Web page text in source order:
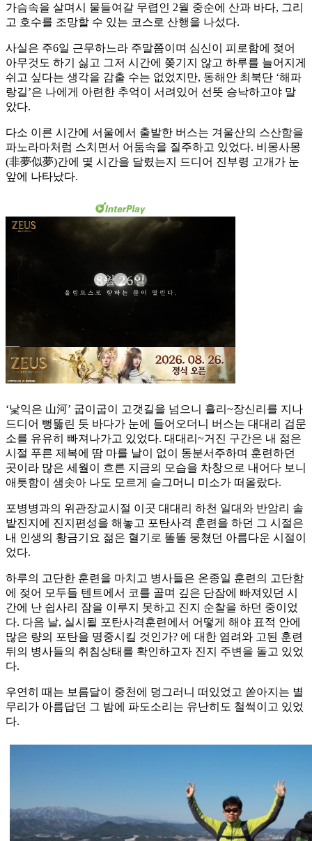
가슴속을 살며시 물들여갈 무렵인 2월 중순에 산과 바다, 그리
고 호수를 조망할 수 있는 코스로 산행을 나섰다.
사실은 주6일 근무하느라 주말쯤이며 심신이 피로함에 젖어
아무것도 하기 싫고 그저 시간에 쫒기지 않고 하루를 늘어지게
쉬고 싶다는 생각을 감출 수는 없었지만, 동해안 최북단 ‘해파
랑길’은 나에게 아련한 추억이 서려있어 선뜻 승낙하고야 말
았다.
다소 이른 시간에 서울에서 출발한 버스는 겨울산의 스산함을
파노라마처럼 스치면서 어둠속을 질주하고 있었다. 비몽사몽
(非夢似夢)간에 몇 시간을 달렸는지 드디어 진부령 고개가 눈
앞에 나타났다.
‘낯익은 山河’ 굽이굽이 고갯길을 넘으니 흘리~장신리를 지나
드디어 뻥뚫린 듯 바다가 눈에 들어오더니 버스는 대대리 검문
소를 유유히 빠져나가고 있었다. 대대리~거진 구간은 내 젊은
시절 푸른 제복에 땀 마를 날이 없이 동분서주하며 훈련하던
곳이라 많은 세월이 흐른 지금의 모습을 차창으로 내어다 보니
애틋함이 샘솟아 나도 모르게 슬그머니 미소가 떠올랐다.
포병병과의 위관장교시절 이곳 대대리 하천 일대와 반암리 솔
밭진지에 진지편성을 해놓고 포탄사격 훈련을 하던 그 시절은
내 인생의 황금기요 젊은 혈기로 똘똘 뭉쳤던 아름다운 시절이
었다.
하루의 고단한 훈련을 마치고 병사들은 온종일 훈련의 고단함
에 젖어 모두들 텐트에서 코를 골며 깊은 단잠에 빠져있던 시
간에 난 쉽사리 잠을 이루지 못하고 진지 순찰을 하던 중이었
다. 다음 날, 실시될 포탄사격훈련에서 어떻게 해야 표적 안에
많은 량의 포탄을 명중시킬 것인가? 에 대한 염려와 고된 훈련
뒤의 병사들의 취침상태를 확인하고자 진지 주변을 돌고 있었
다.
우연히 때는 보름달이 중천에 덩그러니 떠있었고 쏟아지는 별
무리가 아름답던 그 밤에 파도소리는 유난히도 철썩이고 있었
다.